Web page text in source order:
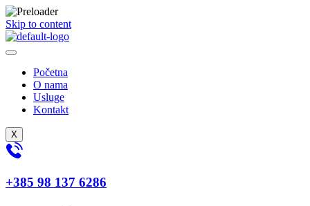
Skip to content
Početna
O nama
Usluge
Kontakt
X
+385 98 137 6286